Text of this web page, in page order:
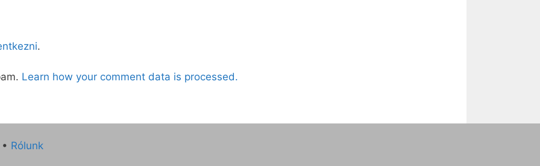
.
Learn how your comment data is processed.
• Rólunk